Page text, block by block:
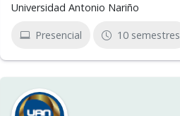
Universidad Antonio Nariño
Presencial 10 semestres